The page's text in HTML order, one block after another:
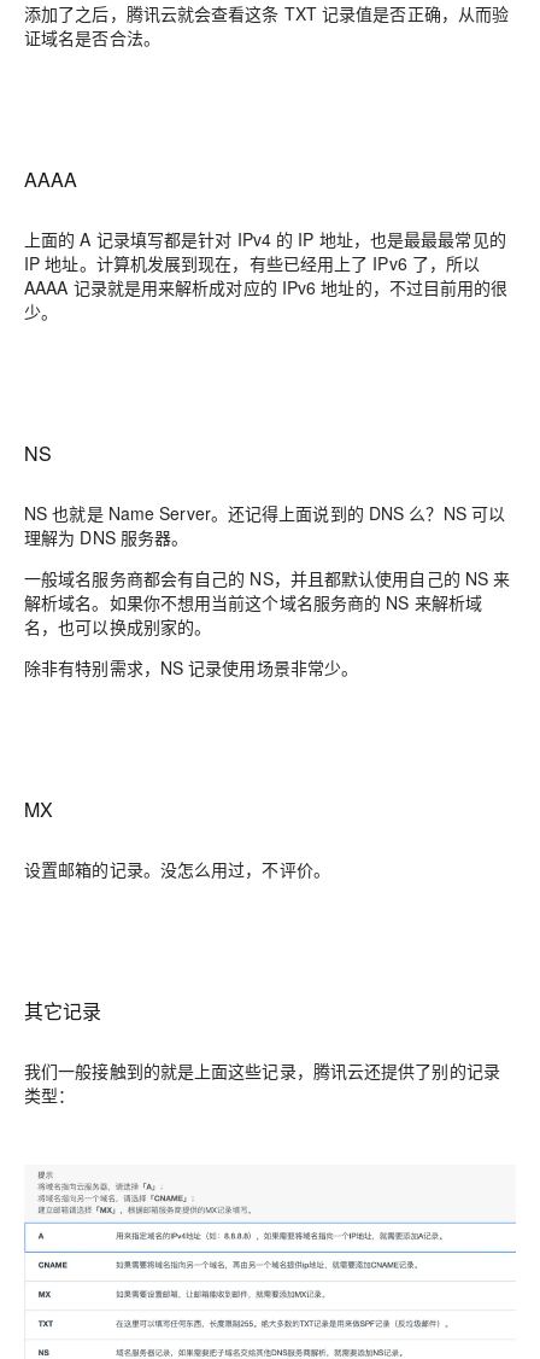
添加了之后，腾讯云就会查看这条 TXT 记录值是否正确，从而验
证域名是否合法。
AAAA
上面的 A 记录填写都是针对 IPv4 的 IP 地址，也是最最最常见的
IP 地址。计算机发展到现在，有些已经用上了 IPv6 了，所以
AAAA 记录就是用来解析成对应的 IPv6 地址的，不过目前用的很
少。
NS
NS 也就是 Name Server。还记得上面说到的 DNS 么？NS 可以
理解为 DNS 服务器。
一般域名服务商都会有自己的 NS，并且都默认使用自己的 NS 来
解析域名。如果你不想用当前这个域名服务商的 NS 来解析域
名，也可以换成别家的。
除非有特别需求，NS 记录使用场景非常少。
MX
设置邮箱的记录。没怎么用过，不评价。
其它记录
我们一般接触到的就是上面这些记录，腾讯云还提供了别的记录
类型：